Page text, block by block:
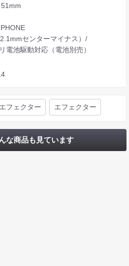
センターマイナス）/
電池駆動対応（電池別売）
フェクター エフェクター
な商品も見ています